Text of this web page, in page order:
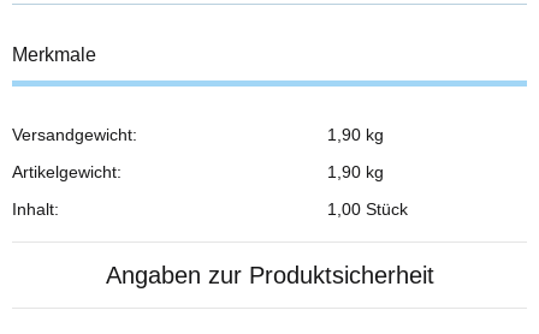
Merkmale
Produkteigenschaft
Wert
Versandgewicht:
1,90 kg
Artikelgewicht:
1,90 kg
Inhalt:
1,00 Stück
Angaben zur Produktsicherheit